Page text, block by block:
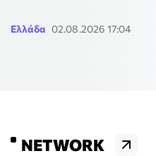
Ελλάδα 02.08.2026 17:04
NETWORK